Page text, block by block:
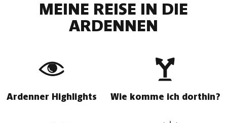
MEINE REISE IN DIE
ARDENNEN
Ardenner Highlights Wie komme ich dorthin?